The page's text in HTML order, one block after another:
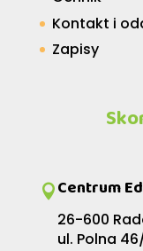
Kontakt i
Zapisy
 Centrum
26-600
ul. Polna